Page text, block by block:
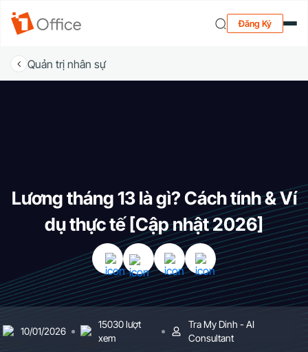
Đăng Ký
Quản trị nhân sự
Lương tháng 13 là gì? Cách tính & Ví
dụ thực tế [Cập nhật 2026]
10/01/2026
15030 lượt
xem
Tra My Dinh - AI
Consultant